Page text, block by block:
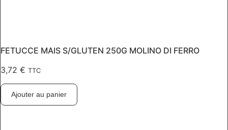
FETUCCE MAIS S/GLUTEN 250G MOLINO DI FERRO
3,72 € TTC
Ajouter au panier